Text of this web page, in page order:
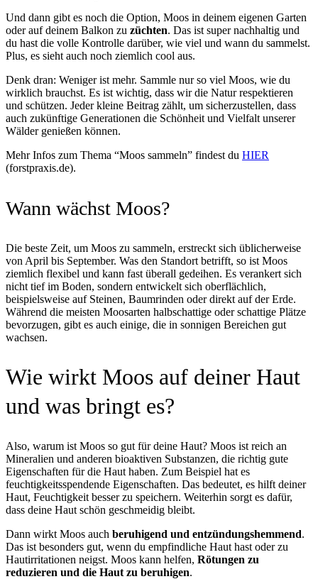
Und dann gibt es noch die Option, Moos in deinem eigenen Garten
oder auf deinem Balkon zu züchten. Das ist super nachhaltig und
du hast die volle Kontrolle darüber, wie viel und wann du sammelst.
Plus, es sieht auch noch ziemlich cool aus.
Denk dran: Weniger ist mehr. Sammle nur so viel Moos, wie du
wirklich brauchst. Es ist wichtig, dass wir die Natur respektieren
und schützen. Jeder kleine Beitrag zählt, um sicherzustellen, dass
auch zukünftige Generationen die Schönheit und Vielfalt unserer
Wälder genießen können.
Mehr Infos zum Thema “Moos sammeln” findest du HIER
(forstpraxis.de).
Wann wächst Moos?
Die beste Zeit, um Moos zu sammeln, erstreckt sich üblicherweise
von April bis September. Was den Standort betrifft, so ist Moos
ziemlich flexibel und kann fast überall gedeihen. Es verankert sich
nicht tief im Boden, sondern entwickelt sich oberflächlich,
beispielsweise auf Steinen, Baumrinden oder direkt auf der Erde.
Während die meisten Moosarten halbschattige oder schattige Plätze
bevorzugen, gibt es auch einige, die in sonnigen Bereichen gut
wachsen.
Wie wirkt Moos auf deiner Haut
und was bringt es?
Also, warum ist Moos so gut für deine Haut? Moos ist reich an
Mineralien und anderen bioaktiven Substanzen, die richtig gute
Eigenschaften für die Haut haben. Zum Beispiel hat es
feuchtigkeitsspendende Eigenschaften. Das bedeutet, es hilft deiner
Haut, Feuchtigkeit besser zu speichern. Weiterhin sorgt es dafür,
dass deine Haut schön geschmeidig bleibt.
Dann wirkt Moos auch beruhigend und entzündungshemmend.
Das ist besonders gut, wenn du empfindliche Haut hast oder zu
Hautirritationen neigst. Moos kann helfen, Rötungen zu
reduzieren und die Haut zu beruhigen.